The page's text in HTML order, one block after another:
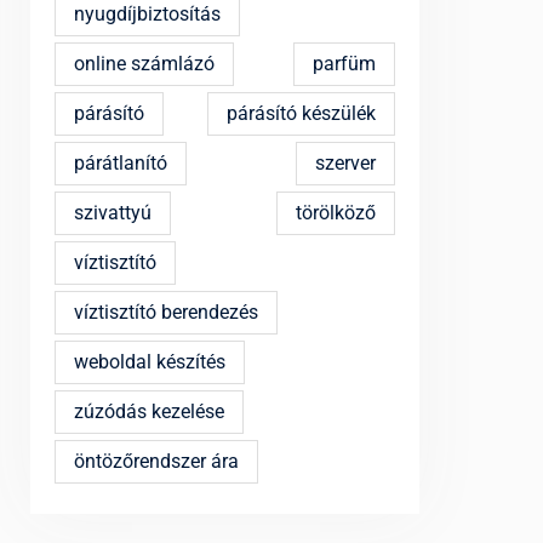
nyugdíjbiztosítás
online számlázó parfüm
párásító párásító készülék
párátlanító szerver
szivattyú törölköző
víztisztító
víztisztító berendezés
weboldal készítés
zúzódás kezelése
öntözőrendszer ára